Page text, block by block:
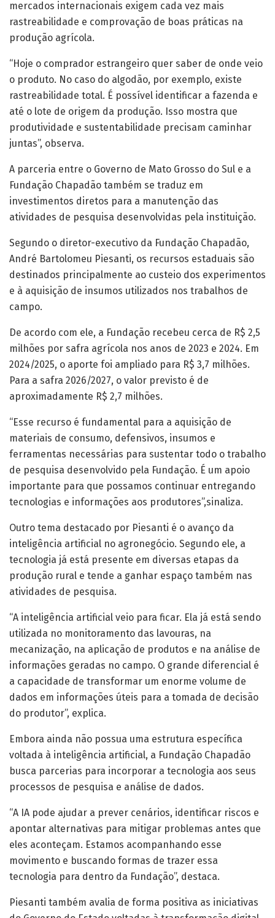
mercados internacionais exigem cada vez mais
rastreabilidade e comprovação de boas práticas na
produção agrícola.
“Hoje o comprador estrangeiro quer saber de onde veio
o produto. No caso do algodão, por exemplo, existe
rastreabilidade total. É possível identificar a fazenda e
até o lote de origem da produção. Isso mostra que
produtividade e sustentabilidade precisam caminhar
juntas”, observa.
A parceria entre o Governo de Mato Grosso do Sul e a
Fundação Chapadão também se traduz em
investimentos diretos para a manutenção das
atividades de pesquisa desenvolvidas pela instituição.
Segundo o diretor-executivo da Fundação Chapadão,
André Bartolomeu Piesanti, os recursos estaduais são
destinados principalmente ao custeio dos experimentos
e à aquisição de insumos utilizados nos trabalhos de
campo.
De acordo com ele, a Fundação recebeu cerca de R$ 2,5
milhões por safra agrícola nos anos de 2023 e 2024. Em
2024/2025, o aporte foi ampliado para R$ 3,7 milhões.
Para a safra 2026/2027, o valor previsto é de
aproximadamente R$ 2,7 milhões.
“Esse recurso é fundamental para a aquisição de
materiais de consumo, defensivos, insumos e
ferramentas necessárias para sustentar todo o trabalho
de pesquisa desenvolvido pela Fundação. É um apoio
importante para que possamos continuar entregando
tecnologias e informações aos produtores”,sinaliza.
Outro tema destacado por Piesanti é o avanço da
inteligência artificial no agronegócio. Segundo ele, a
tecnologia já está presente em diversas etapas da
produção rural e tende a ganhar espaço também nas
atividades de pesquisa.
“A inteligência artificial veio para ficar. Ela já está sendo
utilizada no monitoramento das lavouras, na
mecanização, na aplicação de produtos e na análise de
informações geradas no campo. O grande diferencial é
a capacidade de transformar um enorme volume de
dados em informações úteis para a tomada de decisão
do produtor”, explica.
Embora ainda não possua uma estrutura específica
voltada à inteligência artificial, a Fundação Chapadão
busca parcerias para incorporar a tecnologia aos seus
processos de pesquisa e análise de dados.
“A IA pode ajudar a prever cenários, identificar riscos e
apontar alternativas para mitigar problemas antes que
eles aconteçam. Estamos acompanhando esse
movimento e buscando formas de trazer essa
tecnologia para dentro da Fundação”, destaca.
Piesanti também avalia de forma positiva as iniciativas